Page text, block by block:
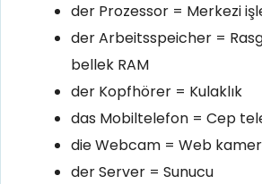
der Prozessor = Merkezi
der Arbeitsspeicher =
bellek RAM
der Kopfhörer = Kulaklık
das Mobiltelefon = Cep
die Webcam = Web
der Server = Sunucu